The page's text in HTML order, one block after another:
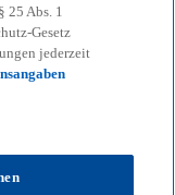
& Compliance
mehr Sicherheit
25 Abs. 1
Gesetz
jederzeit